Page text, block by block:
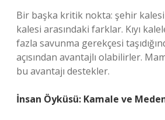
Bir başka kritik nokta: şehir kalesi
kalesi arasındaki farklar. Kıyı
fazla savunma gerekçesi
açısından avantajlı olabilirler.
bu avantajı destekler.
İnsan Öyküsü: Kamale ve